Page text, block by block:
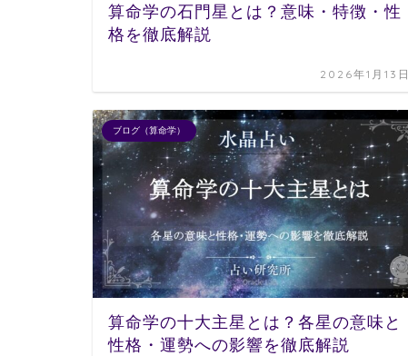
算命学の石門星とは？意味・特徴・性
格を徹底解説
2026年1月13日
ブログ（算命学）
算命学の十大主星とは？各星の意味と
性格・運勢への影響を徹底解説